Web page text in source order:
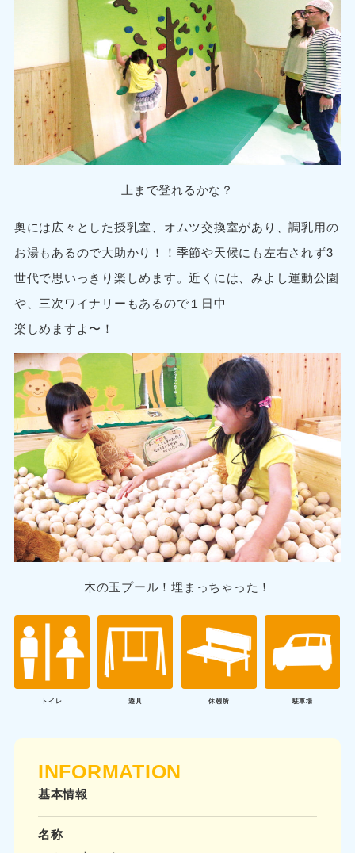
上まで登れるかな？
奥には広々とした授乳室、オムツ交換室があり、調乳用の
お湯もあるので大助かり！！季節や天候にも左右されず3
世代で思いっきり楽しめます。近くには、みよし運動公園
や、三次ワイナリーもあるので１日中
楽しめますよ〜！
木の玉プール！埋まっちゃった！
トイレ 遊具 休憩所 駐車場
INFORMATION
基本情報
名称